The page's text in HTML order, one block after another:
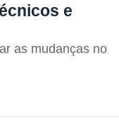
e
as mudanças no